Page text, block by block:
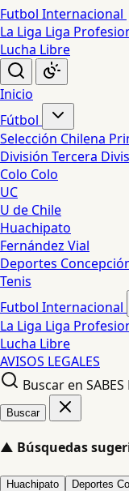
Futbol Internacional
La Liga Liga
Lucha Libre
Inicio
Fútbol
Selección Chilena
División Tercera
Colo Colo
UC
U de Chile
Huachipato
Fernández Vial
Deportes
Tenis
Futbol Internacional
La Liga Liga
Lucha Libre
AVISOS LEGALES
Buscar en
Buscar
▲ Búsquedas
Huachipato Deportes